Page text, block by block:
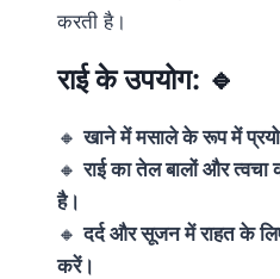
करती है।
राई के उपयोग: 🔹
🔸खाने में मसाले के रूप में
🔸राई का तेल बालों और
है।
🔸दर्द और सूजन में राहत के
करें।